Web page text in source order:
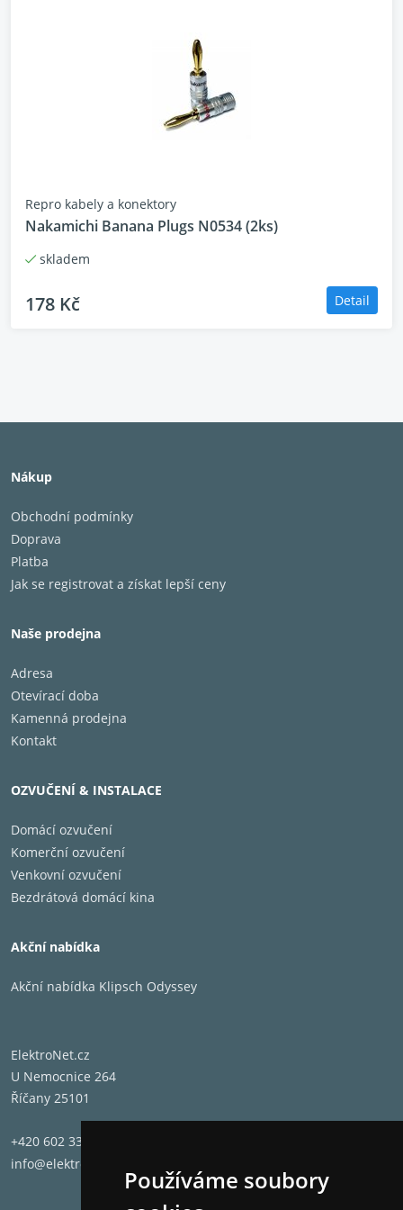
Používáme soubory
Repro kabely a konektory
Nakamichi Banana Plugs N0534 (2ks)
skladem
178 Kč Detail
Nákup
Obchodní podmínky
Doprava
Platba
Jak se registrovat a získat lepší ceny
Naše prodejna
Adresa
Otevírací doba
Kamenná prodejna
Kontakt
OZVUČENÍ & INSTALACE
Domácí ozvučení
Komerční ozvučení
Venkovní ozvučení
Bezdrátová domácí kina
Akční nabídka
Akční nabídka Klipsch Odyssey
ElektroNet.cz
U Nemocnice 264
Říčany 25101
+420 602 331 662
info@elektronet.cz